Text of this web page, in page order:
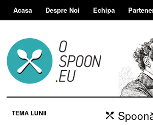
Acasa Despre Noi Echipa
TEMA LUNII